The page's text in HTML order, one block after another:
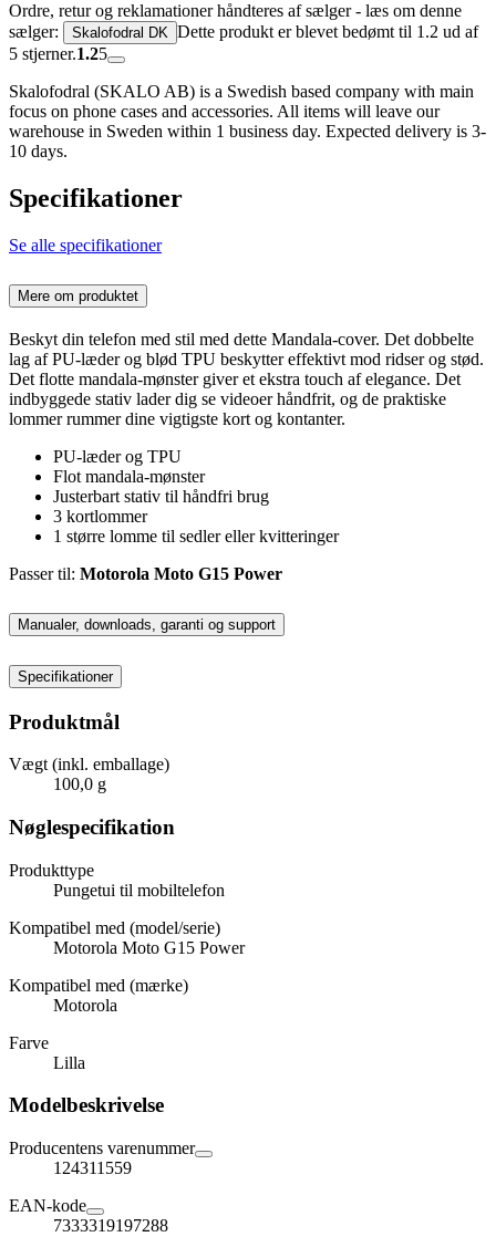
Ordre, retur og reklamationer håndteres af sælger - læs om denne
sælger:
Skalofodral DK Dette produkt er blevet bedømt til 1.2 ud af
5 stjerner.1.25
Skalofodral (SKALO AB) is a Swedish based company with main
focus on phone cases and accessories. All items will leave our
warehouse in Sweden within 1 business day. Expected delivery is 3-
10 days.
Specifikationer
Se alle specifikationer
Mere om produktet
Beskyt din telefon med stil med dette Mandala-cover. Det dobbelte
lag af PU-læder og blød TPU beskytter effektivt mod ridser og stød.
Det flotte mandala-mønster giver et ekstra touch af elegance. Det
indbyggede stativ lader dig se videoer håndfrit, og de praktiske
lommer rummer dine vigtigste kort og kontanter.
PU-læder og TPU
Flot mandala-mønster
Justerbart stativ til håndfri brug
3 kortlommer
1 større lomme til sedler eller kvitteringer
Passer til: Motorola Moto G15 Power
Manualer, downloads, garanti og support
Specifikationer
Produktmål
Vægt (inkl. emballage)
100,0 g
Nøglespecifikation
Produkttype
Pungetui til mobiltelefon
Kompatibel med (model/serie)
Motorola Moto G15 Power
Kompatibel med (mærke)
Motorola
Farve
Lilla
Modelbeskrivelse
Producentens varenummer
124311559
EAN-kode
7333319197288